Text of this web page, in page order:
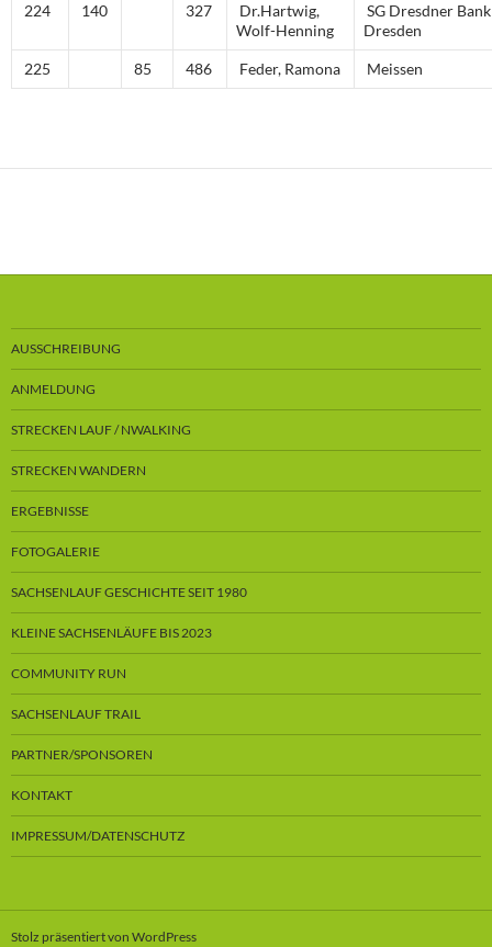
224 140 327
Dr.Hartwig,
Wolf-Henning
SG Dresdner Bank
Dresden
225 85 486 Feder, Ramona Meissen
AUSSCHREIBUNG
ANMELDUNG
STRECKEN LAUF / NWALKING
STRECKEN WANDERN
ERGEBNISSE
FOTOGALERIE
SACHSENLAUF GESCHICHTE SEIT 1980
KLEINE SACHSENLÄUFE BIS 2023
COMMUNITY RUN
SACHSENLAUF TRAIL
PARTNER/SPONSOREN
KONTAKT
IMPRESSUM/DATENSCHUTZ
Stolz präsentiert von WordPress